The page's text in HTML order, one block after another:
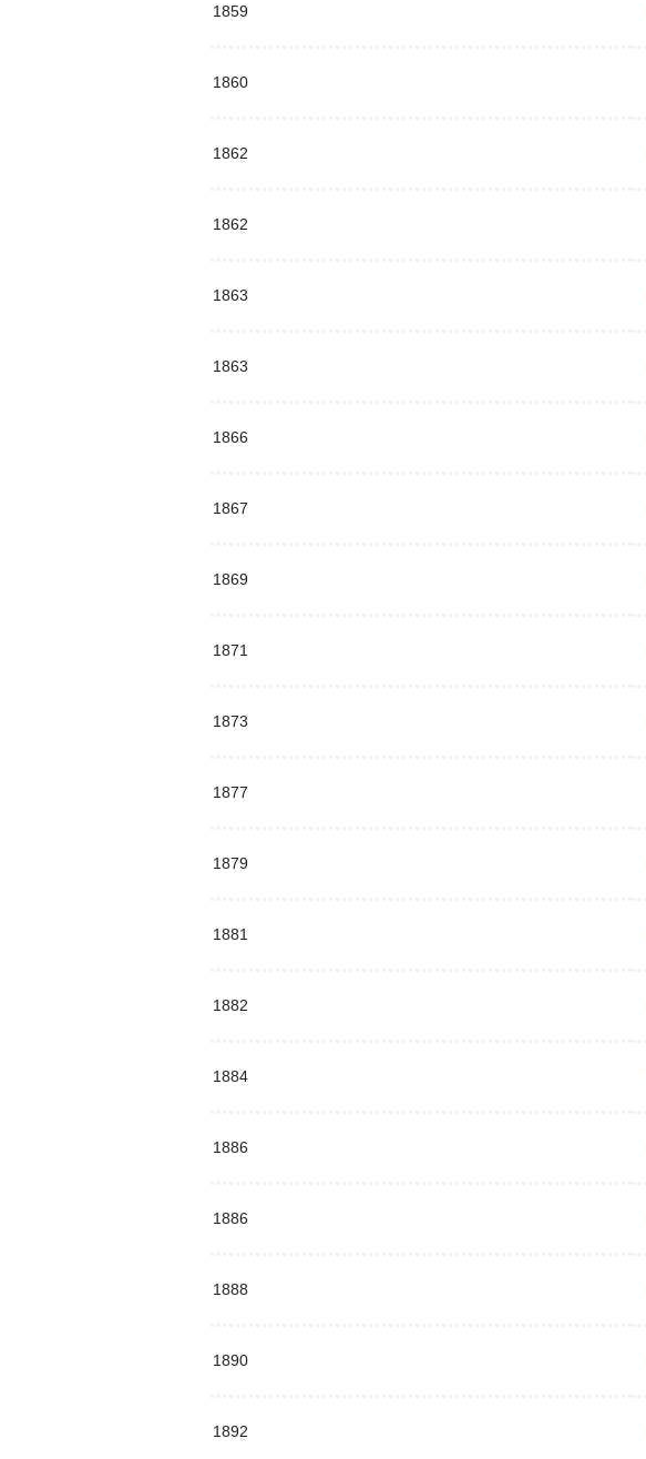
1859
1860
1862
1862
1863
1863
1866
1867
1869
1871
1873
1877
1879
1881
1882
1884
1886
1886
1888
1890
1892